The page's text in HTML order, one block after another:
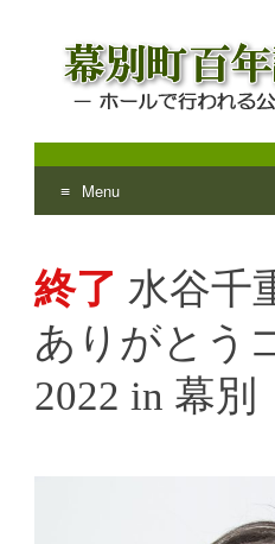
幕別町百
ホールで行われる公演や講
Menu
content
終了水谷千
ありがとう
2022 in 幕別